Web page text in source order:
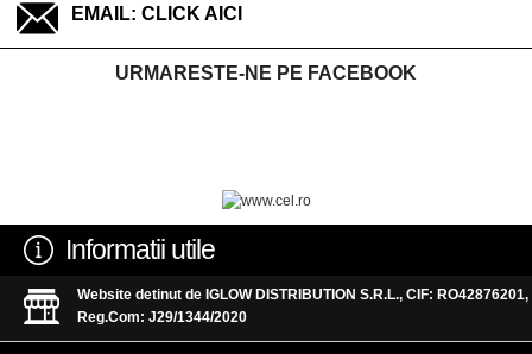
EMAIL: CLICK AICI
URMARESTE-NE PE FACEBOOK
Informatii utile
Website detinut de IGLOW DISTRIBUTION S.R.L., CIF: RO42876201,
Reg.Com: J29/1344/2020